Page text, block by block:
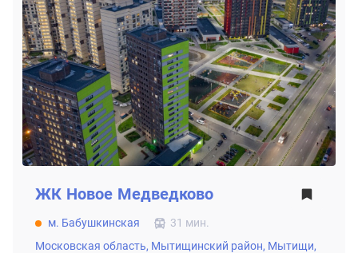
ЖК Новое Медведково
м. Бабушкинская
31 мин.
Московская область, Мытищинский район, Мытищи,